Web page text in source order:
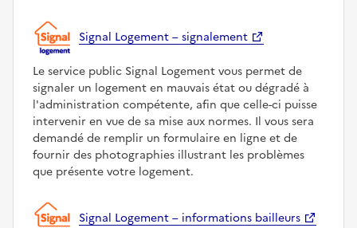
Signal Logement – signalement
Le service public Signal Logement vous permet de
signaler un logement en mauvais état ou dégradé à
l'administration compétente, afin que celle-ci puisse
intervenir en vue de sa mise aux normes. Il vous sera
demandé de remplir un formulaire en ligne et de
fournir des photographies illustrant les problèmes
que présente votre logement.
Signal Logement – informations bailleurs